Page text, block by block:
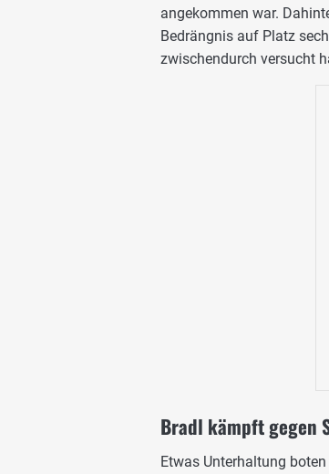
angekommen war.
Bedrängnis auf Platz
zwischendurch versucht
Bradl kämpft gegen
Etwas Unterhaltung